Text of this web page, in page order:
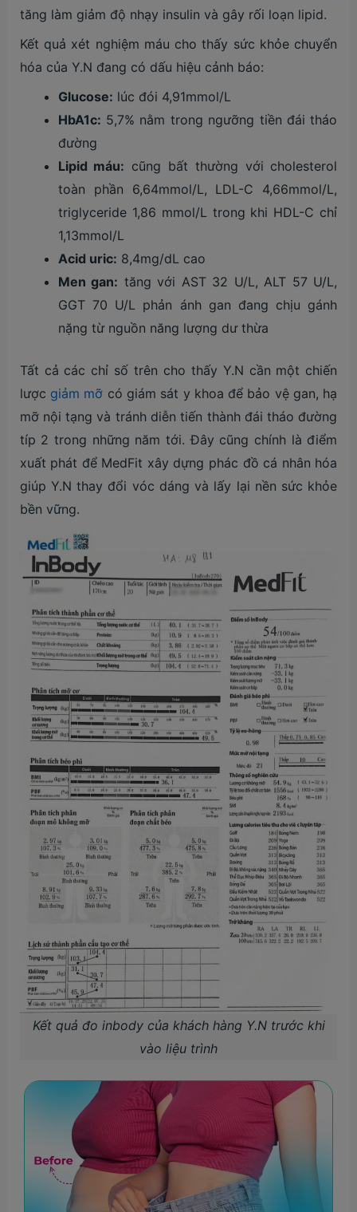
tăng làm giảm độ nhạy insulin và gây rối loạn lipid.
Kết quả xét nghiệm máu cho thấy sức khỏe chuyển
hóa của Y.N đang có dấu hiệu cảnh báo:
Glucose: lúc đói 4,91mmol/L
HbA1c: 5,7% nằm trong ngưỡng tiền đái tháo
đường
Lipid máu: cũng bất thường với cholesterol
toàn phần 6,64mmol/L, LDL-C 4,66mmol/L,
triglyceride 1,86 mmol/L trong khi HDL-C chỉ
1,13mmol/L
Acid uric: 8,4mg/dL cao
Men gan: tăng với AST 32 U/L, ALT 57 U/L,
GGT 70 U/L phản ánh gan đang chịu gánh
nặng từ nguồn năng lượng dư thừa
Tất cả các chỉ số trên cho thấy Y.N cần một chiến
lược giảm mỡ có giám sát y khoa để bảo vệ gan, hạ
mỡ nội tạng và tránh diễn tiến thành đái tháo đường
típ 2 trong những năm tới. Đây cũng chính là điểm
xuất phát để MedFit xây dựng phác đồ cá nhân hóa
giúp Y.N thay đổi vóc dáng và lấy lại nền sức khỏe
bền vững.
Kết quả đo inbody của khách hàng Y.N trước khi
vào liệu trình